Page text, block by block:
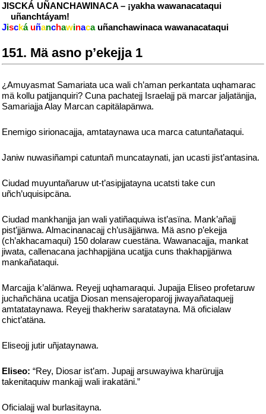
JISCKÁ UÑANCHAWINACA – ¡yakha wawanacataqui
uñanchtáyam!
Jiscká uñanchawinacauñanchawinaca wawanacataqui
151. Mä asno p’ekejja 1
¿Amuyasmat Samariata uca wali ch’aman perkantata uqhamarac
mä kollu patjjanquiri? Cuna pachatejj Israelajj pä marcar jaljatänjja,
Samariajja Alay Marcan capitälapänwa.
Enemigo sirionacajja, amtataynawa uca marca catuntañataqui.
Janiw nuwasiñampi catuntañ muncataynati, jan ucasti jist’antasina.
Ciudad muyuntañaruw ut-t’asipjjatayna ucatsti take cun
uñch’uquisipcäna.
Ciudad mankhanjja jan wali yatiñaquiwa ist’asïna. Mank’añajj
pist’jjänwa. Almacinanacajj ch’usäjjänwa. Mä asno p’ekejja
(ch’akhacamaqui) 150 dolaraw cuestäna. Wawanacajja, mankat
jiwata, callenacana jachhapjjäna ucatjja cuns thakhapjjänwa
mankañataqui.
Marcajja k’alänwa. Reyejj uqhamaraqui. Jupajja Eliseo profetaruw
juchañchäna ucatjja Diosan mensajeroparojj jiwayañataquejj
amtatataynawa. Reyejj thakheriw saratatayna. Mä oficialaw
chict’atäna.
Eliseojj jutir uñjataynawa.
Eliseo: “Rey, Diosar ist’am. Jupajj arsuwayiwa kharürujja
takenitaquiw mankajj wali irakatäni.”
Oficialajj wal burlasitayna.